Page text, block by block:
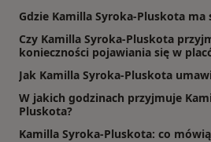
Gdzie Kamilla Syroka-Pluskota ma
Czy Kamilla Syroka-Pluskota
konieczności pojawiania się w
Jak Kamilla Syroka-Pluskota
W jakich godzinach przyjmuje
Pluskota?
Kamilla Syroka-Pluskota: co